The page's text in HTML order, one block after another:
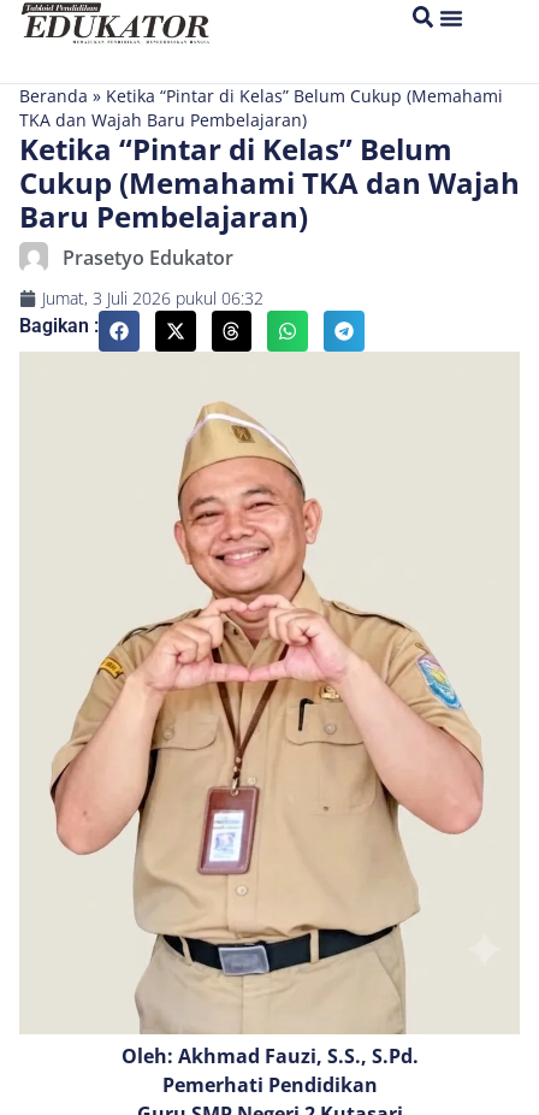
Beranda » Ketika “Pintar di Kelas” Belum Cukup (Memahami
TKA dan Wajah Baru Pembelajaran)
Ketika “Pintar di Kelas” Belum
Cukup (Memahami TKA dan Wajah
Baru Pembelajaran)
Prasetyo Edukator
Jumat, 3 Juli 2026 pukul 06:32
Bagikan :
Oleh: Akhmad Fauzi, S.S., S.Pd.
Pemerhati Pendidikan